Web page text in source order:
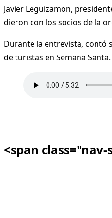
Javier Leguizamon,
dieron con los socios de la
Durante la entrevista, contó
de turistas en Semana
<span